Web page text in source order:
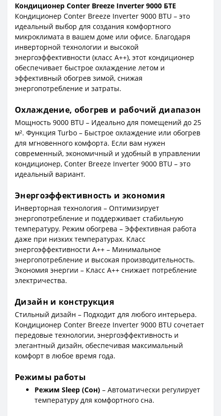
Кондиционер Conter Breeze Inverter 9000 БТЕ
Кондиционер Conter Breeze Inverter 9000 BTU – это
идеальный выбор для создания комфортного
микроклимата в вашем доме или офисе. Благодаря
инверторной технологии и высокой
энергоэффективности (класс A++), этот кондиционер
обеспечивает быстрое охлаждение летом и
эффективный обогрев зимой, снижая
энергопотребление и затраты.
Охлаждение, обогрев и рабочий диапазон
Мощность 9000 BTU – Идеально для помещений до 25
м². Функция Turbo – Быстрое охлаждение или обогрев
для мгновенного комфорта. Если вам нужен
современный, экономичный и удобный в управлении
кондиционер, Conter Breeze Inverter 9000 BTU – это
идеальный вариант.
Энергоэффективность и экономия
Инверторная технология – Оптимизирует
энергопотребление и поддерживает стабильную
температуру. Режим обогрева – Эффективная работа
даже при низких температурах. Класс
энергоэффективности A++ – Минимальное
энергопотребление и высокая производительность.
Экономия энергии – Класс A++ снижает потребление
электричества.
Дизайн и конструкция
Стильный дизайн – Подходит для любого интерьера.
Кондиционер Conter Breeze Inverter 9000 BTU сочетает
передовые технологии, энергоэффективность и
элегантный дизайн, обеспечивая максимальный
комфорт в любое время года.
Режимы работы
Режим Sleep (Сон) – Автоматически регулирует
температуру для комфортного сна.